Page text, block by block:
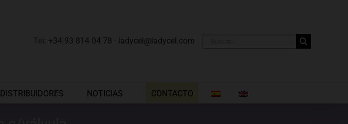
+34 93 814 04 78 ladycel@ladycel.com
DISTRIBUIDORES NOTICIAS CONTACTO